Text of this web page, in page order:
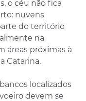
o céu não fica
nuvens
do território
na
áreas próximas à
Catarina.
localizados
devem se